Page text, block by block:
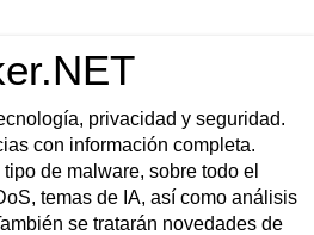
privacidad y seguridad.
con información completa.
de malware, sobre todo el
temas de IA, así como análisis
se tratarán novedades de